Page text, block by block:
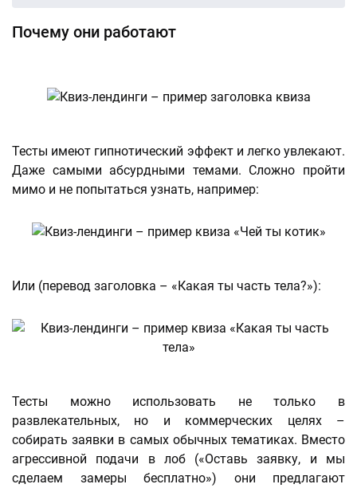
Почему они работают
Тесты имеют гипнотический эффект и легко увлекают.
Даже самыми абсурдными темами. Сложно пройти
мимо и не попытаться узнать, например:
Или (перевод заголовка – «Какая ты часть тела?»):
Тесты можно использовать не только в
развлекательных, но и коммерческих целях –
собирать заявки в самых обычных тематиках. Вместо
агрессивной подачи в лоб («Оставь заявку, и мы
сделаем замеры бесплатно») они предлагают